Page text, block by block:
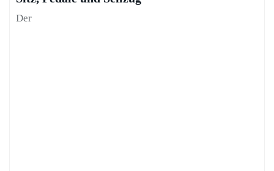
Der